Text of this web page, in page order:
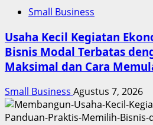
Small Business
Usaha Kecil Kegiatan
Bisnis Modal Terbatas
Maksimal dan Cara
Small Business Agustus 7, 2026